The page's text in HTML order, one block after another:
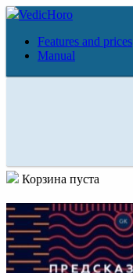
VedicHoro
Features and prices
Manual
Корзина пуста